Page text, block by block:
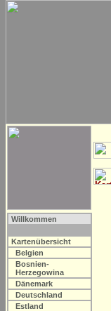
Willkommen
Kartenübersicht
Belgien
Bosnien-
Herzegowina
Dänemark
Deutschland
Estland